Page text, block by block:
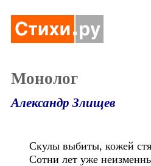
Монолог
Александр Злищев
Скулы выбиты, кожей
Сотни лет уже